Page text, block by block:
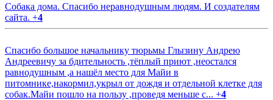
Собака дома. Спасибо неравнодушным людям. И создателям
сайта. +4
Спасибо большое начальнику тюрьмы Глызину Андрею
Андреевичу за бдительность ,тёплый приют ,неостался
равнодушным ,а нашёл место для Майи в
питомнике,накормил,укрыл от дождя и отдельной клетке для
собак.Майи пошло на пользу ,проведя меньше с... +4